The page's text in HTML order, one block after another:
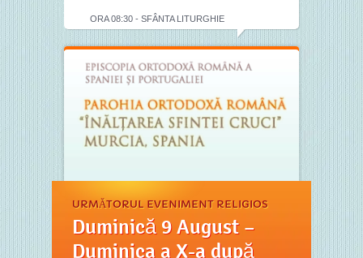
ORA 08:30 - SFÂNTA LITURGHIE
URMĂTORUL EVENIMENT RELIGIOS
Duminică 9 August –
Duminica a X-a după